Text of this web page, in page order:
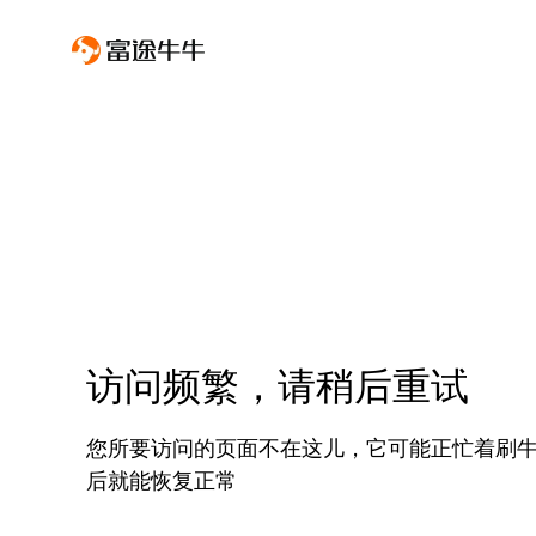
访问频繁，请稍后重试
您所要访问的页面不在这儿，它可能正忙着刷
后就能恢复正常